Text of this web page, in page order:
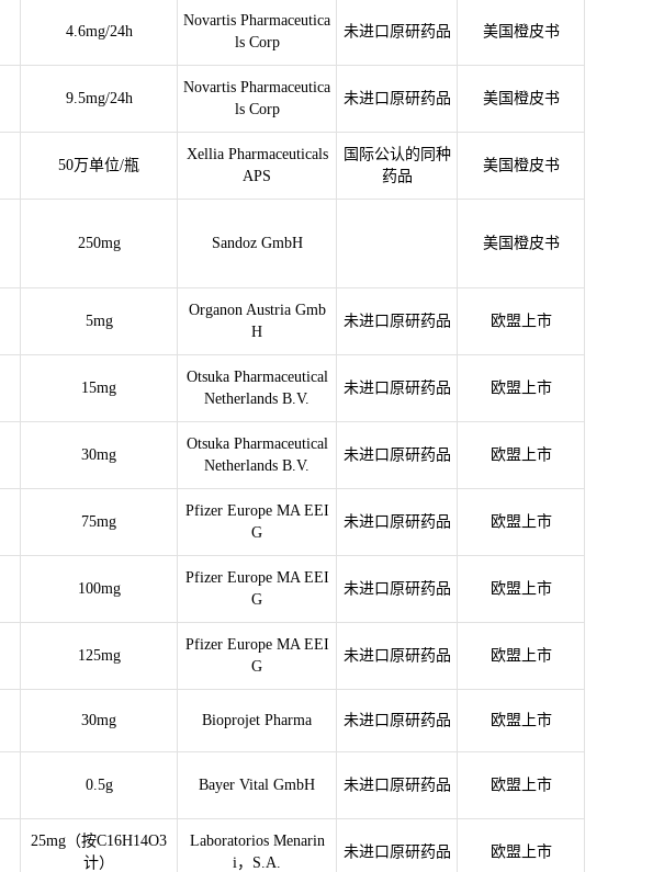
4.6mg/24h
Novartis Pharmaceutica
ls Corp
未进口原研药品 美国橙皮书
9.5mg/24h
Novartis Pharmaceutica
ls Corp
未进口原研药品 美国橙皮书
50万单位/瓶
Xellia Pharmaceuticals
APS
国际公认的同种
药品
美国橙皮书
250mg Sandoz GmbH 美国橙皮书
5mg
Organon Austria Gmb
H
未进口原研药品 欧盟上市
15mg
Otsuka Pharmaceutical
Netherlands B.V.
未进口原研药品 欧盟上市
30mg
Otsuka Pharmaceutical
Netherlands B.V.
未进口原研药品 欧盟上市
75mg
Pfizer Europe MA EEI
G
未进口原研药品 欧盟上市
100mg
Pfizer Europe MA EEI
G
未进口原研药品 欧盟上市
125mg
Pfizer Europe MA EEI
G
未进口原研药品 欧盟上市
30mg Bioprojet Pharma 未进口原研药品 欧盟上市
0.5g Bayer Vital GmbH 未进口原研药品 欧盟上市
25mg（按C16H14O3
计）
Laboratorios Menarin
i，S.A.
未进口原研药品 欧盟上市